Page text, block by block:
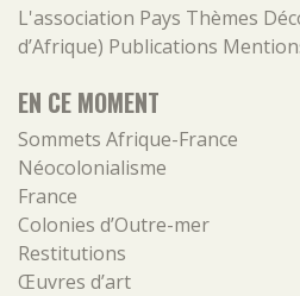
L'association Pays Thèmes
d’Afrique) Publications
EN CE MOMENT
Sommets Afrique-France
Néocolonialisme
France
Colonies d’Outre-mer
Restitutions
Œuvres d’art